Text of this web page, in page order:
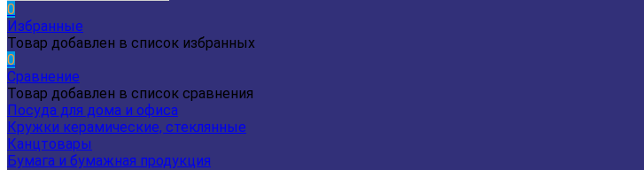
0
Избранные
Товар добавлен в список избранных
0
Сравнение
Товар добавлен в список сравнения
Посуда для дома и офиса
Кружки керамические, стеклянные
Канцтовары
Бумага и бумажная продукция